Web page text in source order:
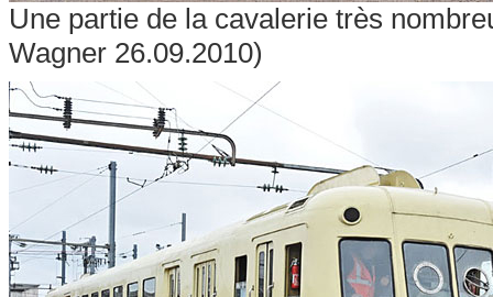
Une partie de la cavalerie très
Wagner 26.09.2010)